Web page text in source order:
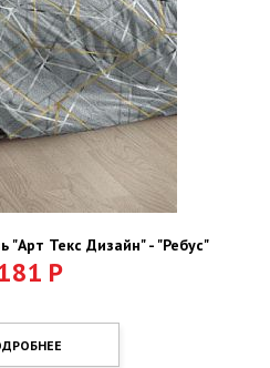
"Арт Текс Дизайн" - "Ребус"
Р